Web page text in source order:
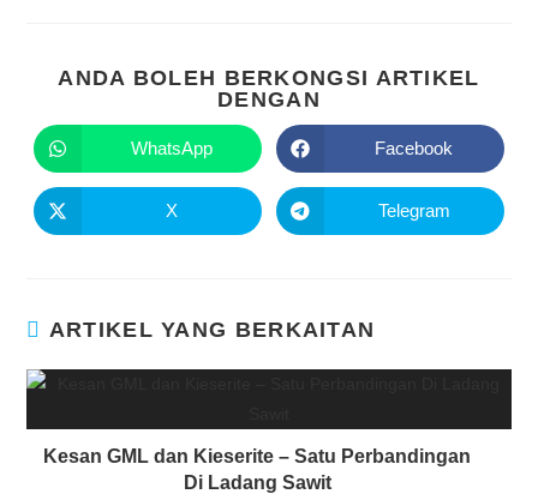
ANDA BOLEH BERKONGSI ARTIKEL
DENGAN
WhatsApp Facebook
X Telegram
ARTIKEL YANG BERKAITAN
Kesan GML dan Kieserite – Satu Perbandingan
Di Ladang Sawit